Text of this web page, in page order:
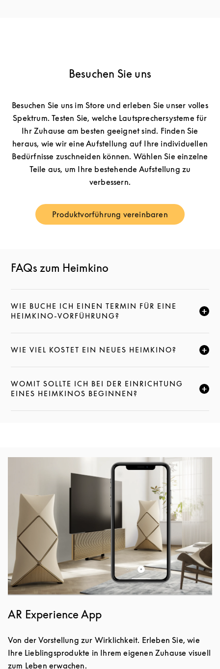
Besuchen Sie uns
Besuchen Sie uns im Store und erleben Sie unser volles
Spektrum. Testen Sie, welche Lautsprechersysteme für
Ihr Zuhause am besten geeignet sind. Finden Sie
heraus, wie wir eine Aufstellung auf Ihre individuellen
Bedürfnisse zuschneiden können. Wählen Sie einzelne
Teile aus, um Ihre bestehende Aufstellung zu
verbessern.
Produktvorführung vereinbaren
Link Opens in New Tab
FAQs zum Heimkino
WIE BUCHE ICH EINEN TERMIN FÜR EINE
HEIMKINO-VORFÜHRUNG?
KLICKE HIER, UM DIESE BESCHREIBUNG ZU
WIE VIEL KOSTET EIN NEUES HEIMKINO?
KLICKE HIER, UM DIESE BESCHREIBUNG ZU
WOMIT SOLLTE ICH BEI DER EINRICHTUNG
EINES HEIMKINOS BEGINNEN?
KLICKE HIER, UM DIESE BESCHREIBUNG ZU
AR Experience App
Von der Vorstellung zur Wirklichkeit. Erleben Sie, wie
Ihre Lieblingsprodukte in Ihrem eigenen Zuhause visuell
zum Leben erwachen.